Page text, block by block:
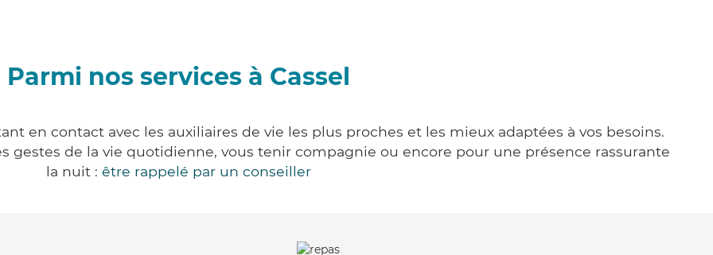
Parmi nos services à Cassel
en contact avec les auxiliaires de vie les plus proches et les mieux adaptées à vos besoins.
gestes de la vie quotidienne, vous tenir compagnie ou encore pour une présence rassurante
la nuit : être rappelé par un conseiller